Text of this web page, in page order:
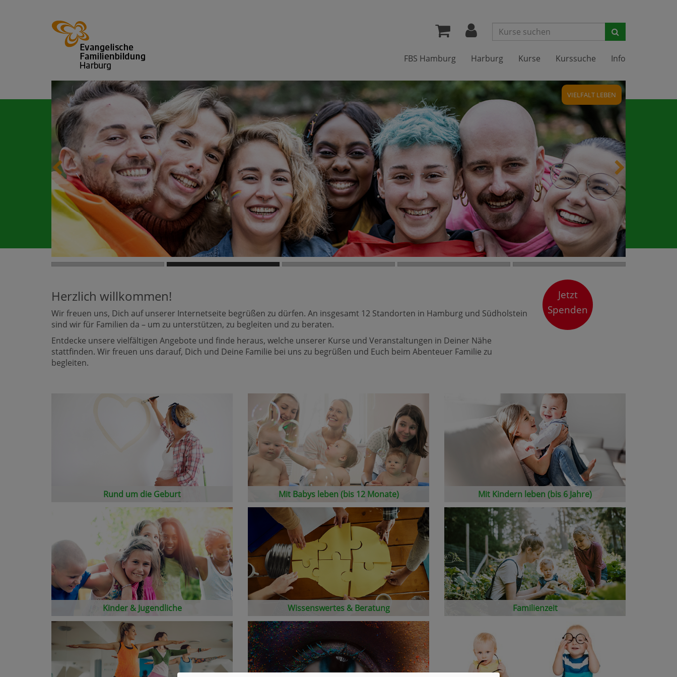
Suchen
FBS Hamburg Harburg Kurse Kurssuche Info
VIELFALT LEBEN
vorheriges
Übersichtsbild
Herzlich willkommen!
Wir freuen uns, Dich auf unserer Internetseite begrüßen zu dürfen. An insgesamt 12 Standorten in Hamburg und Südholstein
sind wir für Familien da – um zu unterstützen, zu begleiten und zu beraten.
Entdecke unsere vielfältigen Angebote und finde heraus, welche unserer Kurse und Veranstaltungen in Deiner Nähe
stattfinden. Wir freuen uns darauf, Dich und Deine Familie bei uns zu begrüßen und Euch beim Abenteuer Familie zu
begleiten.
Jetzt
Spenden
Rund um die Geburt Mit Babys leben (bis 12 Monate) Mit Kindern leben (bis 6 Jahre)
Kinder & Jugendliche Wissenswertes & Beratung Familienzeit